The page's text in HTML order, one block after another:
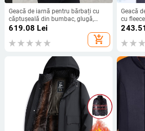
Geacă de iarnă pentru bărbați cu
căptușeală din bumbac, glugă,
izolație groasă, buzunare laterale,
lungime obișnuită, guler rever
619.08 Lei
add_shopping_cart
Geacă
cu
mijlocie
243.51